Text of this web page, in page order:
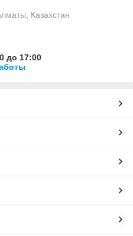
Казахстан
до 17:00